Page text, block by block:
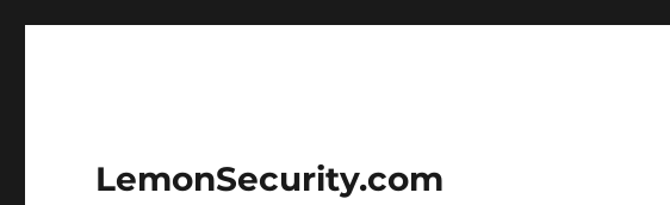
LemonSecurity.com